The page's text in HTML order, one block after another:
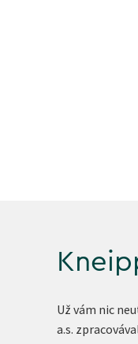
Už vám nic
a.s.